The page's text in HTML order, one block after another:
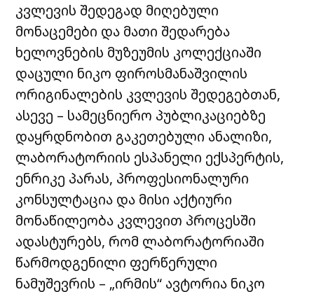
კვლევის შედეგად მიღებული
მონაცემები და მათი შედარება
ხელოვნების მუზეუმის კოლექციაში
დაცული ნიკო ფიროსმანაშვილის
ორიგინალების კვლევის შედეგებთან,
ასევე – სამეცნიერო პუბლიკაციებზე
დაყრდნობით გაკეთებული ანალიზი,
ლაბორატორიის ესპანელი ექსპერტის,
ენრიკე პარას, პროფესიონალური
კონსულტაცია და მისი აქტიური
მონაწილეობა კვლევით პროცესში
ადასტურებს, რომ ლაბორატორიაში
წარმოდგენილი ფერწერული
ნამუშევრის – „ირმის“ ავტორია ნიკო